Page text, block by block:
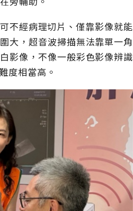
不經病理切片、僅靠影像就能
大，超音波掃描無法靠單一角
影像，不像一般彩色影像辨識
度相當高。